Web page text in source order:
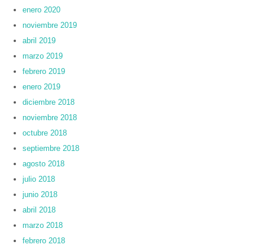
enero 2020
noviembre 2019
abril 2019
marzo 2019
febrero 2019
enero 2019
diciembre 2018
noviembre 2018
octubre 2018
septiembre 2018
agosto 2018
julio 2018
junio 2018
abril 2018
marzo 2018
febrero 2018